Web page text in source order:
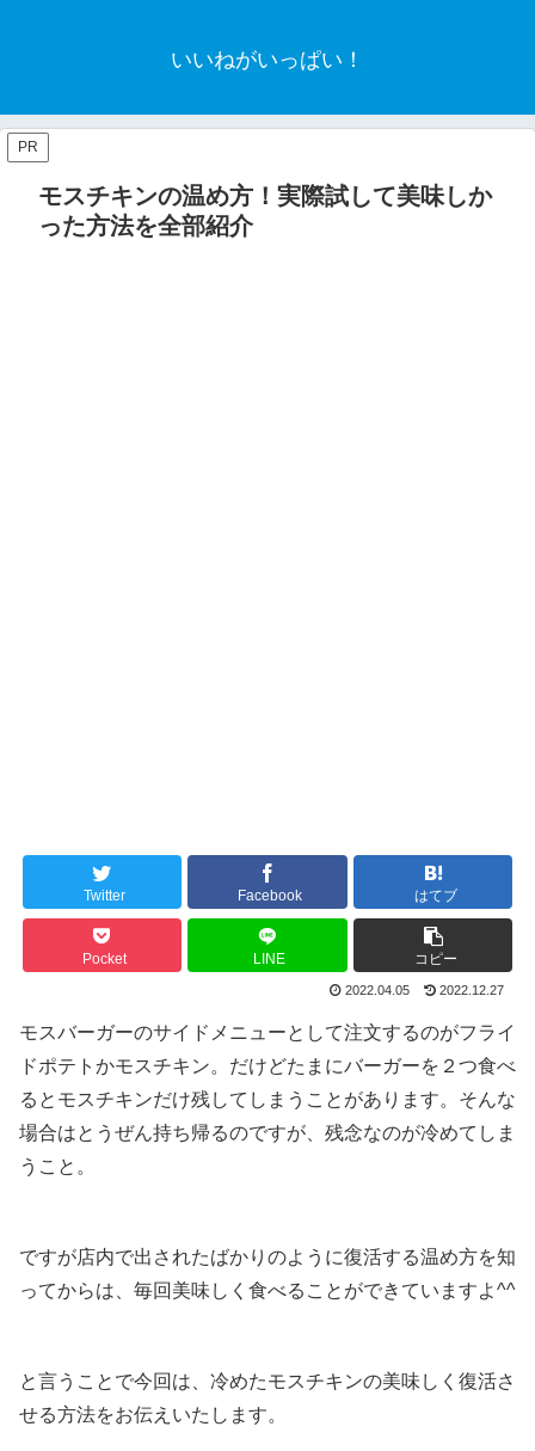
いいねがいっぱい！
PR
モスチキンの温め方！実際試して美味しか
った方法を全部紹介
Twitter Facebook はてブ
Pocket LINE コピー
2022.04.05 2022.12.27
モスバーガーのサイドメニューとして注文するのがフライ
ドポテトかモスチキン。だけどたまにバーガーを２つ食べ
るとモスチキンだけ残してしまうことがあります。そんな
場合はとうぜん持ち帰るのですが、残念なのが冷めてしま
うこと。
ですが店内で出されたばかりのように復活する温め方を知
ってからは、毎回美味しく食べることができていますよ^^
と言うことで今回は、冷めたモスチキンの美味しく復活さ
せる方法をお伝えいたします。